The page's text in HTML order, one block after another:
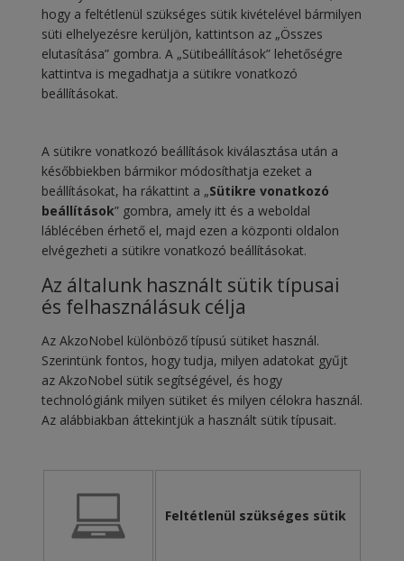
hogy a feltétlenül szükséges sütik kivételével bármilyen
süti elhelyezésre kerüljön, kattintson az „Összes
elutasítása” gombra. A „Sütibeállítások” lehetőségre
kattintva is megadhatja a sütikre vonatkozó
beállításokat.
A sütikre vonatkozó beállítások kiválasztása után a
későbbiekben bármikor módosíthatja ezeket a
beállításokat, ha rákattint a „Sütikre vonatkozó
beállítások” gombra, amely itt és a weboldal
láblécében érhető el, majd ezen a központi oldalon
elvégezheti a sütikre vonatkozó beállításokat.
Az általunk használt sütik típusai
és felhasználásuk célja
Az AkzoNobel különböző típusú sütiket használ.
Szerintünk fontos, hogy tudja, milyen adatokat gyűjt
az AkzoNobel sütik segítségével, és hogy
technológiánk milyen sütiket és milyen célokra használ.
Az alábbiakban áttekintjük a használt sütik típusait.
Feltétlenül szükséges sütik